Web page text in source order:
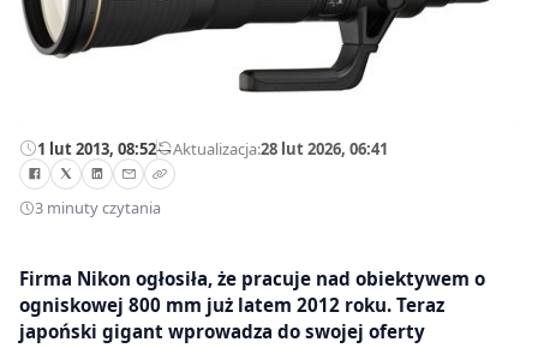
1 lut 2013, 08:52—Aktualizacja:28 lut 2026, 06:41
3 minuty czytania
Firma Nikon ogłosiła, że pracuje nad obiektywem o
ogniskowej 800 mm już latem 2012 roku. Teraz
japoński gigant wprowadza do swojej oferty